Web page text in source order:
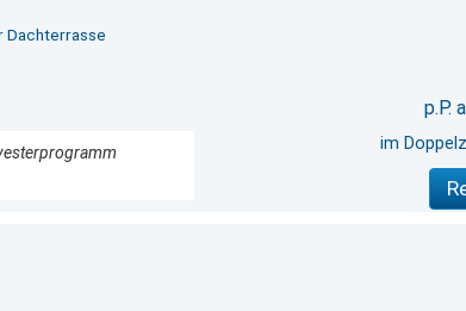
Dachterrasse
im